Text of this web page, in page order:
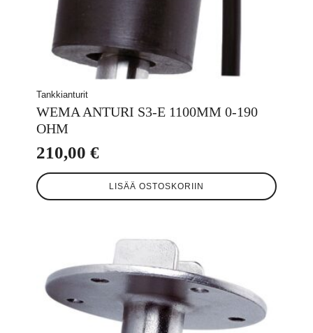
Tankkianturit
WEMA ANTURI S3-E 1100MM 0-190
OHM
210,00 €
LISÄÄ OSTOSKORIIN